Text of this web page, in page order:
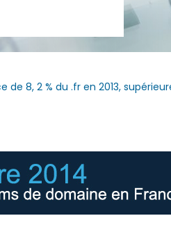
de 8, 2 % du .fr en 2013,